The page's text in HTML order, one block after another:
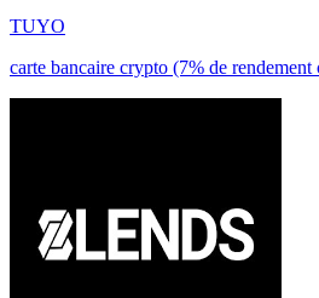
TUYO
carte bancaire crypto (7% de